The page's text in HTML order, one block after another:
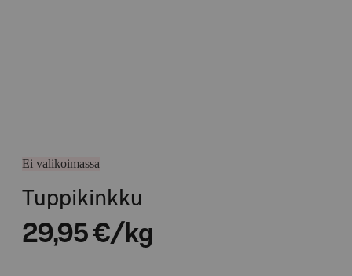
Ei valikoimassa
Tuppikinkku
29,95 €/kg